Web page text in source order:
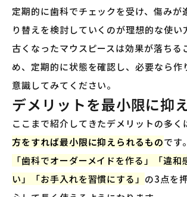
定期的に歯科でチェックを受け、傷みが
り替えを検討していくのが理想的な使い
古くなったマウスピースは効果が落ちる
め、定期的に状態を確認し、必要なら作
意識してみてください。
デメリットを最小限に抑
ここまで紹介してきたデメリットの多く
方をすれば最小限に抑えられるものです。
「歯科でオーダーメイドを作る」「違和
い」「お手入れを習慣にする」 の3点を